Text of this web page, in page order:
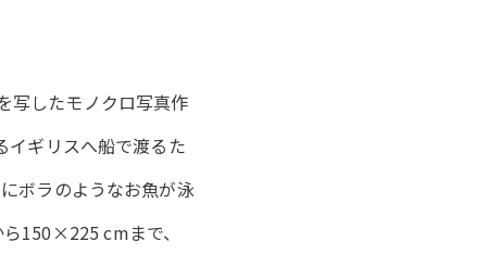
写したモノクロ写真作
イギリスへ船で渡るた
ボラのようなお魚が泳
150×225 cmまで、